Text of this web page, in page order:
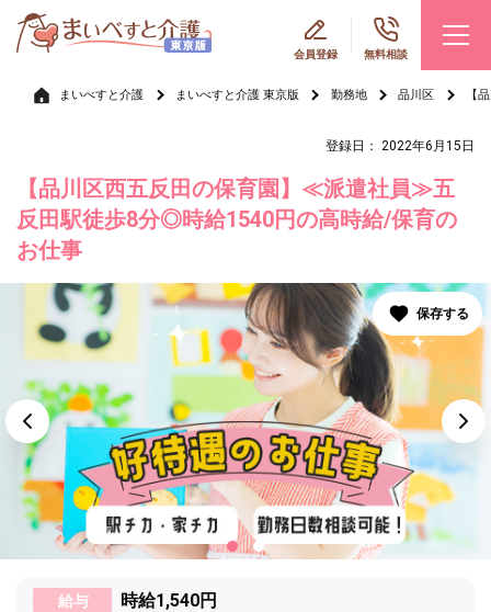
会員登録 無料相談
まいべすと介護 まいべすと介護 東京版 勤務地 品川区 【
登録日： 2022年6月15日
【品川区西五反田の保育園】≪派遣社員≫五
反田駅徒歩8分◎時給1540円の高時給/保育の
お仕事
給与 時給1,540円